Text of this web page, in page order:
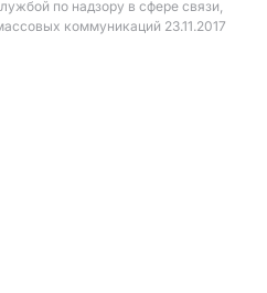
по надзору в сфере связи,
коммуникаций 23.11.2017